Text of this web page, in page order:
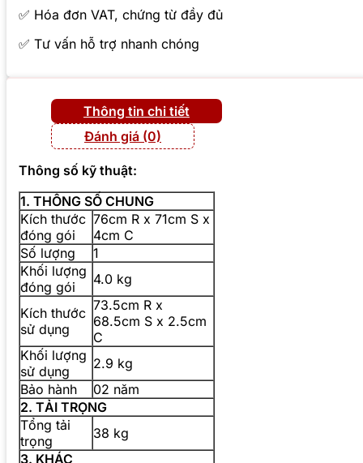
✅ Hóa đơn VAT, chứng từ đầy đủ
✅ Tư vấn hỗ trợ nhanh chóng
Thông tin chi tiết
Đánh giá (0)
Thông số kỹ thuật:
1. THÔNG SỐ CHUNG
Kích thước
đóng gói
76cm R x 71cm S x
4cm C
Số lượng
1
Khối lượng
đóng gói
4.0 kg
Kích thước
sử dụng
73.5cm R x
68.5cm S x 2.5cm
C
Khối lượng
sử dụng
2.9 kg
Bảo hành
02 năm
2. TẢI TRỌNG
Tổng tải
trọng
38 kg
3. KHÁC